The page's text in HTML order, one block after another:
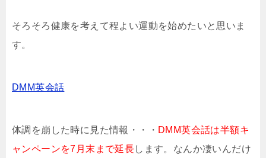
そろそろ健康を考えて程よい運動を始めたいと思いま
す。
DMM英会話
体調を崩した時に見た情報・・・ DMM英会話は半額キ
ャンペーンを7月末まで延長します。なんか凄いんだけ